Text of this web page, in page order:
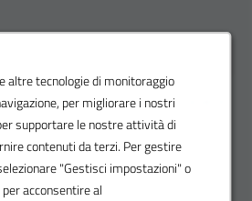
altre tecnologie di monitoraggio
per migliorare i nostri
supportare le nostre attività di
contenuti da terzi. Per gestire
"Gestisci impostazioni" o
acconsentire al
e le sue preferenze per ricevere
in base alle sue